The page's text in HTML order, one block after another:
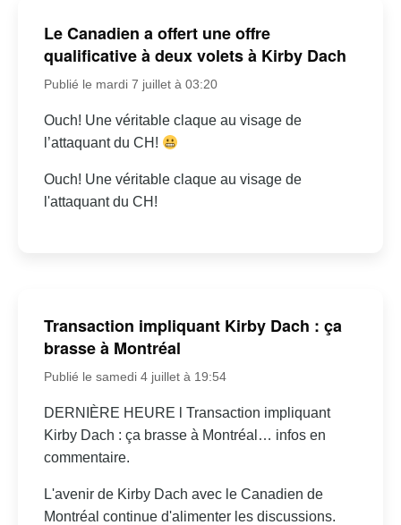
Le Canadien a offert une offre
qualificative à deux volets à Kirby Dach
Publié le mardi 7 juillet à 03:20
Ouch! Une véritable claque au visage de
l’attaquant du CH!
Ouch! Une véritable claque au visage de
l'attaquant du CH!
Transaction impliquant Kirby Dach : ça
brasse à Montréal
Publié le samedi 4 juillet à 19:54
DERNIÈRE HEURE l Transaction impliquant
Kirby Dach : ça brasse à Montréal… infos en
commentaire.
L'avenir de Kirby Dach avec le Canadien de
Montréal continue d'alimenter les discussions.